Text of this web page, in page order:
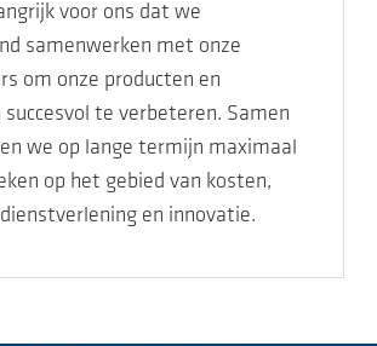
voor ons dat we
samenwerken met onze
om onze producten en
succesvol te verbeteren. Samen
we op lange termijn maximaal
op het gebied van kosten,
en innovatie.